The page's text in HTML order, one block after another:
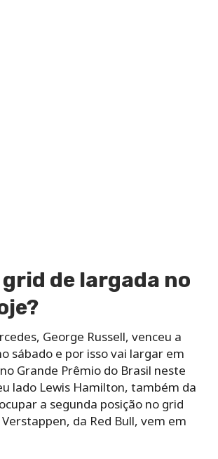
grid de largada no
George Russell, venceu a
sábado e por isso vai largar em
Grande Prêmio do Brasil neste
lado Lewis Hamilton, também da
a segunda posição no grid
da Red Bull, vem em